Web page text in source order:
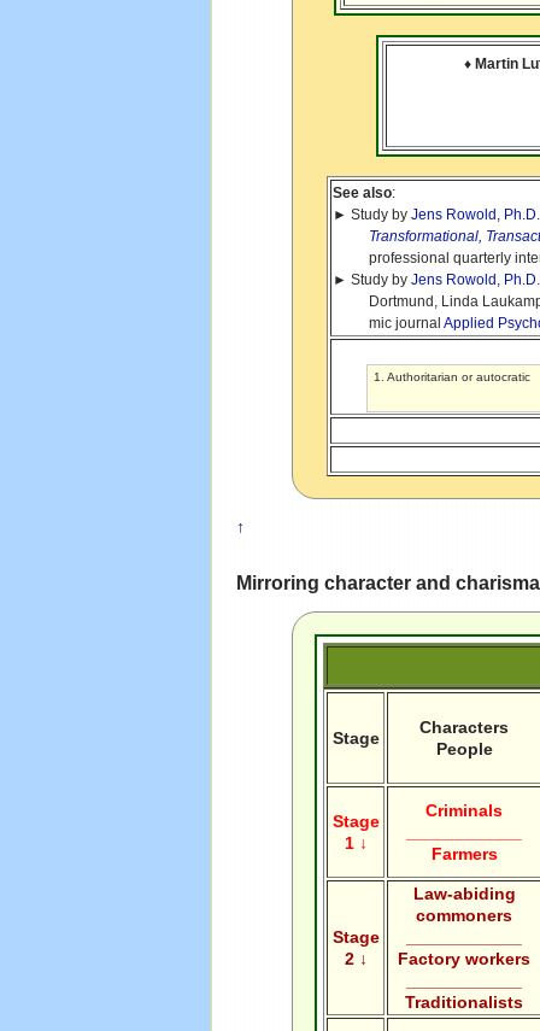
♦ Martin
See also:
► Study byJens Rowold, Ph.D.
Transformational,
professional quarterly
► Study byJens Rowold, Ph.D.
Dortmund, Linda
mic journalApplied
1. Authoritarian or
↑
Mirroring character and
Stage
Characters
People
Stage
1 ↓
Criminals
Farmers
Stage
2 ↓
Law-abiding
commoners
Factory workers
Traditionalists